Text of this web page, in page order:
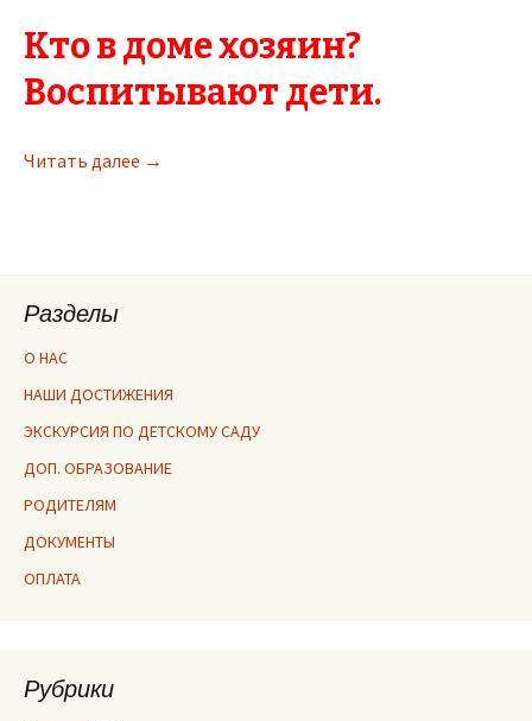
Кто в доме хозяин?
Воспитывают дети.
Читать далее Консультации специалистов
→
Разделы
О НАС
НАШИ ДОСТИЖЕНИЯ
ЭКСКУРСИЯ ПО ДЕТСКОМУ САДУ
ДОП. ОБРАЗОВАНИЕ
РОДИТЕЛЯМ
ДОКУМЕНТЫ
ОПЛАТА
Рубрики